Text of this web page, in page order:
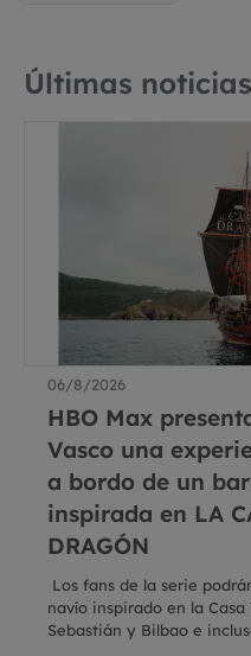
Últimas noticias
06/8/2026
HBO Max
Vasco una
a bordo de un
inspirada en LA
DRAGÓN
Los fans de la serie
navío inspirado en la Casa
Sebastián y Bilbao e